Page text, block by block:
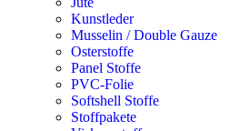
Kunstleder
Musselin / Double Gauze
Osterstoffe
Panel Stoffe
PVC-Folie
Softshell Stoffe
Stoffpakete